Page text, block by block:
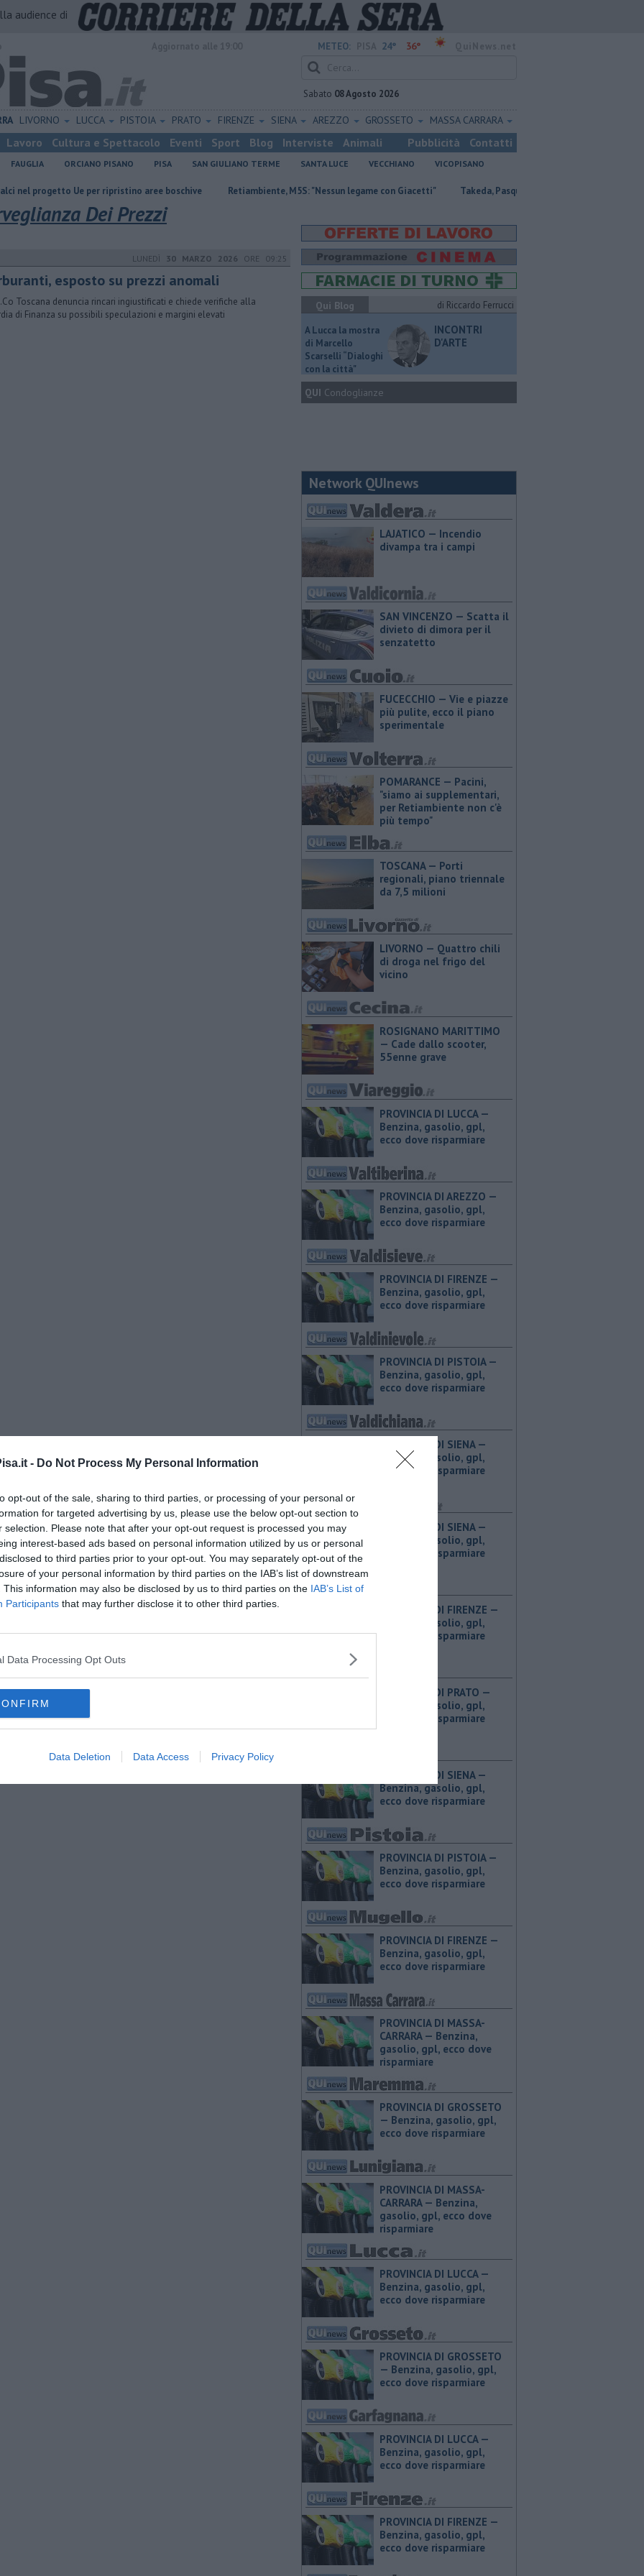
- Do Not Process My Personal Information
opt-out of the sale, sharing to third parties, or processing of your personal or
for targeted advertising by us, please use the below opt-out section to
selection. Please note that after your opt-out request is processed you may
interest-based ads based on personal information utilized by us or personal
to third parties prior to your opt-out. You may separately opt-out of the
of your personal information by third parties on the IAB’s list of downstream
This information may also be disclosed by us to third parties on the IAB’s List of
Participants that may further disclose it to other third parties.
Data Processing Opt Outs
Data Deletion Data Access Privacy Policy
audience di
METEO: 24° 36°
Sabato 08 Agosto 2026
LIVORNO LUCCA PISTOIA PRATO FIRENZE SIENA AREZZO GROSSETO MASSA CARRARA
Lavoro Cultura e Spettacolo Eventi Sport Blog Interviste Animali Pubblicità Contatti
FAUGLIA ORCIANO PISANO PISA SAN GIULIANO TERME SANTA LUCE VECCHIANO VICOPISANO
Ue per ripristino aree boschive Retiambiente, M5S: "Nessun legame con Giacetti" Takeda, Pasqualino, "Il dialogo deve continuare"
Dei Prezzi
LUNEDÌ 30 MARZO 2026 ORE 09:25
esposto su prezzi anomali
Toscana denuncia rincari ingiustificati e chiede verifiche alla
di Finanza su possibili speculazioni e margini elevati
Qui Blog di Riccardo Ferrucci
A Lucca la mostra
di Marcello
Scarselli “Dialoghi
con la città"
INCONTRI
D'ARTE
QUI Condoglianze
Network QUInews
LAJATICO — Incendio
divampa tra i campi
SAN VINCENZO — Scatta il
divieto di dimora per il
senzatetto
FUCECCHIO — Vie e piazze
più pulite, ecco il piano
sperimentale
POMARANCE — Pacini,
"siamo ai supplementari,
per Retiambiente non c'è
più tempo"
TOSCANA — Porti
regionali, piano triennale
da 7,5 milioni
LIVORNO — Quattro chili
di droga nel frigo del
vicino
ROSIGNANO MARITTIMO
— Cade dallo scooter,
55enne grave
PROVINCIA DI LUCCA — ​
Benzina, gasolio, gpl,
ecco dove risparmiare
PROVINCIA DI AREZZO — ​
Benzina, gasolio, gpl,
ecco dove risparmiare
PROVINCIA DI FIRENZE — ​
Benzina, gasolio, gpl,
ecco dove risparmiare
PROVINCIA DI PISTOIA — ​
Benzina, gasolio, gpl,
ecco dove risparmiare
PROVINCIA DI SIENA — ​
Benzina, gasolio, gpl,
ecco dove risparmiare
PROVINCIA DI SIENA — ​
Benzina, gasolio, gpl,
ecco dove risparmiare
PROVINCIA DI FIRENZE — ​
Benzina, gasolio, gpl,
ecco dove risparmiare
PROVINCIA DI PRATO — ​
Benzina, gasolio, gpl,
ecco dove risparmiare
PROVINCIA DI SIENA — ​
Benzina, gasolio, gpl,
ecco dove risparmiare
PROVINCIA DI PISTOIA — ​
Benzina, gasolio, gpl,
ecco dove risparmiare
PROVINCIA DI FIRENZE — ​
Benzina, gasolio, gpl,
ecco dove risparmiare
PROVINCIA DI MASSA-
CARRARA — ​Benzina,
gasolio, gpl, ecco dove
risparmiare
PROVINCIA DI GROSSETO
— ​Benzina, gasolio, gpl,
ecco dove risparmiare
PROVINCIA DI MASSA-
CARRARA — ​Benzina,
gasolio, gpl, ecco dove
risparmiare
PROVINCIA DI LUCCA — ​
Benzina, gasolio, gpl,
ecco dove risparmiare
PROVINCIA DI GROSSETO
— ​Benzina, gasolio, gpl,
ecco dove risparmiare
PROVINCIA DI LUCCA — ​
Benzina, gasolio, gpl,
ecco dove risparmiare
PROVINCIA DI FIRENZE — ​
Benzina, gasolio, gpl,
ecco dove risparmiare